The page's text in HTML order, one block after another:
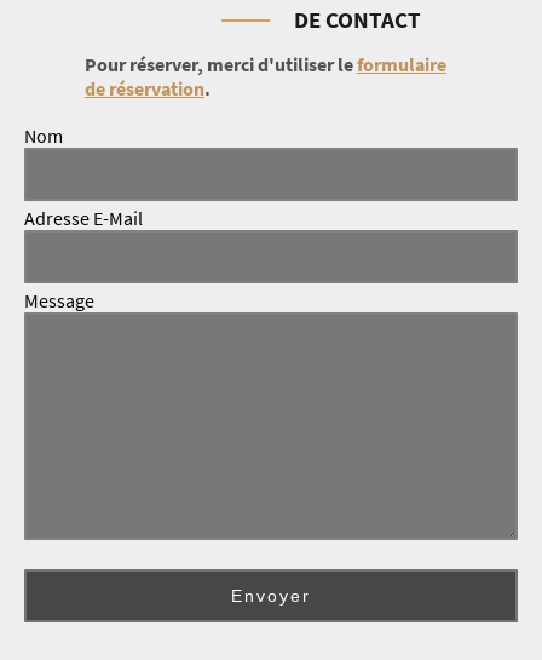
DE CONTACT
Pour réserver, merci d'utiliser leformulaire
de réservation.
Nom
Adresse E-Mail
Message